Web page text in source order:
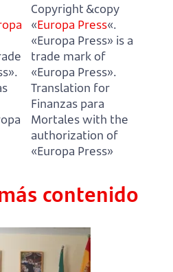
Copyright &copy
«Europa Press«.
«Europa Press» is a
trade mark of
«Europa Press».
Translation for
Finanzas para
Mortales with the
authorization of
«Europa Press»
contenido